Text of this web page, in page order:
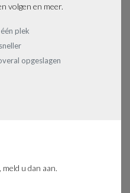
volgen en meer.
plek
opgeslagen
u dan aan.